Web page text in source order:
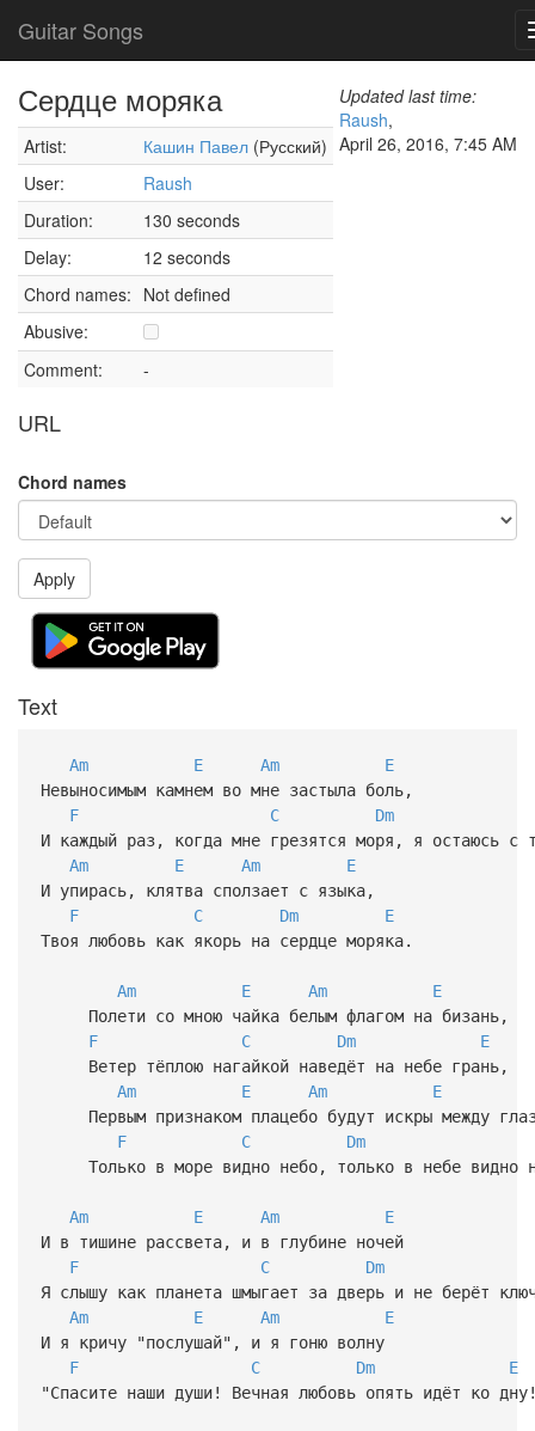
Guitar Songs
Сердце моряка
Artist: Кашин Павел (Русский)
User:
Raush
Duration:
130 seconds
Delay:
12 seconds
Chord names: Not defined
Abusive:
Comment:
-
URL
Updated last time:
Raush,
April 26, 2016, 7:45 AM
Chord names
Apply
Text
Am E Am
E
Невыносимым камнем во мне застыла боль,
F
C
Dm
И каждый раз, когда мне грезятся моря, я остаюсь с
Am
E Am
E
И упирась, клятва сползает с языка,
F
C Dm
E
Твоя любовь как якорь на сердце моряка.
Am E Am
E
Полети со мною чайка белым флагом на бизань,
F
C Dm
E
Ветер тёплою нагайкой наведёт на небе грань,
Am
E Am
E
Первым признаком плацебо будут искры между
F
C
Dm
Только в море видно небо, только в небе видно
Am E Am
E
И в тишине рассвета, и в глубине ночей
F
C
Dm
Я слышу как планета шмыгает за дверь и не берёт
Am
E Am
E
И я кричу "послушай", и я гоню волну
F
C Dm
E
"Спасите наши души! Вечная любовь опять идёт ко